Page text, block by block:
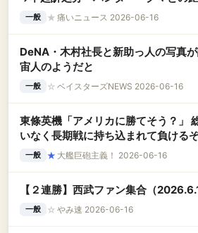
安心」鉢合わせし発砲
一般 ★ 痛いニュース 2026-06-16
DeNA・木村社長と新助っ人の写真
宙人のようだと
一般 ☆ ベイスターズNEWS 2026-06-16
東條英機「アメリカに勝てそう？」
いなく長期戦に持ち込まれて負けるぞ
一般 ★ 大艦巨砲主義！ 2026-06-16
【２連勝】西武ファン集合（
一般 ☆ やみ速 2026-06-16